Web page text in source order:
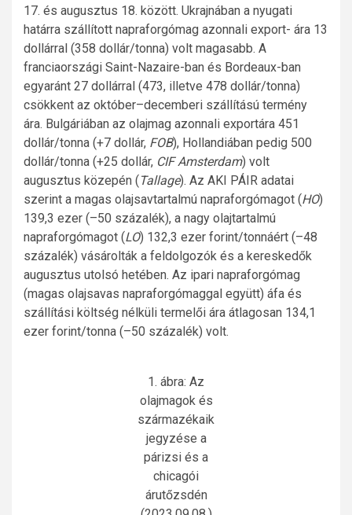
17. és augusztus 18. között. Ukrajnában a nyugati
határra szállított napraforgómag azonnali export- ára 13
dollárral (358 dollár/tonna) volt magasabb. A
franciaországi Saint-Nazaire-ban és Bordeaux-ban
egyaránt 27 dollárral (473, illetve 478 dollár/tonna)
csökkent az október–decemberi szállítású termény
ára. Bulgáriában az olajmag azonnali exportára 451
dollár/tonna (+7 dollár, FOB), Hollandiában pedig 500
dollár/tonna (+25 dollár, CIF Amsterdam) volt
augusztus közepén (Tallage). Az AKI PÁIR adatai
szerint a magas olajsavtartalmú napraforgómagot (HO)
139,3 ezer (–50 százalék), a nagy olajtartalmú
napraforgómagot (LO) 132,3 ezer forint/tonnáért (–48
százalék) vásárolták a feldolgozók és a kereskedők
augusztus utolsó hetében. Az ipari napraforgómag
(magas olajsavas napraforgómaggal együtt) áfa és
szállítási költség nélküli termelői ára átlagosan 134,1
ezer forint/tonna (–50 százalék) volt.
1. ábra: Az
olajmagok és
származékaik
jegyzése a
párizsi és a
chicagói
árutőzsdén